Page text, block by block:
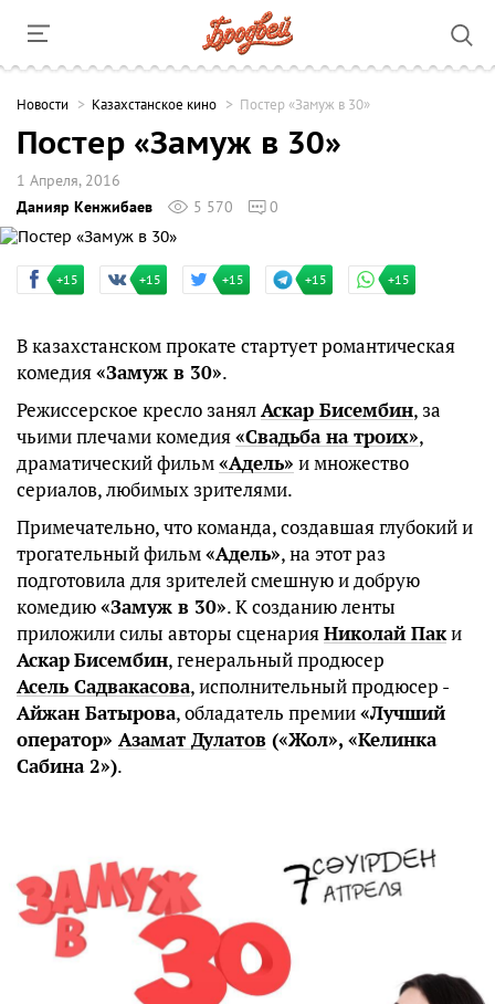
Новости Казахстанское кино Постер «Замуж в 30»
Постер «Замуж в 30»
1 Апреля, 2016
Данияр Кенжибаев
5 570 0
+15 +15 +15 +15 +15
В казахстанском прокате стартует романтическая
комедия«Замуж в 30».
Режиссерское кресло занялАскар Бисембин, за
чьими плечами комедия«Свадьба на троих»,
драматический фильм«Адель» и множество
сериалов, любимых зрителями.
Примечательно, что команда, создавшая глубокий и
трогательный фильм«Адель», на этот раз
подготовила для зрителей смешную и добрую
комедию«Замуж в 30». К созданию ленты
приложили силы авторы сценарияНиколай Паки
АскарБисембин, генеральный продюсер
Асель Садвакасова, исполнительный продюсер -
Айжан Батырова, обладатель премии«Лучший
оператор» Азамат Дулатов («Жол», «Келинка
Сабина 2»).